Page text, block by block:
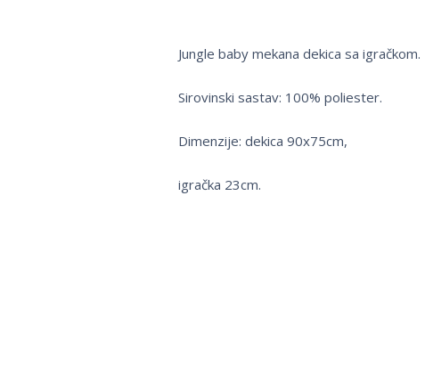
Jungle baby mekana dekica sa igračkom.
Sirovinski sastav: 100% poliester.
Dimenzije: dekica 90x75cm,
igračka 23cm.